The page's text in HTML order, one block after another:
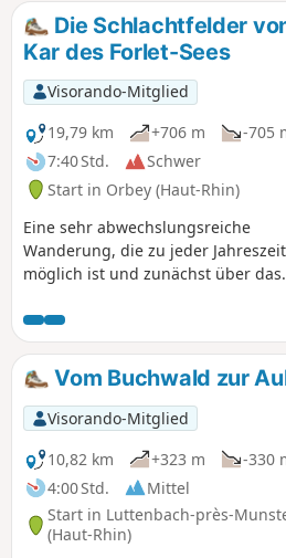
Barrenkopf fand zwischen dem 20.
dem 16. Oktober 1915 eine der
Schlachten des Ersten Weltkriegs in
Vogesen statt. Sie kostete mehr
jungen französischen und
Soldaten das Leben.
Die Schlachtfelder
Kar des Forlet-Sees
Visorando-Mitglied
19,79 km
+706 m
-705
7:40 Std.
Schwer
Start in Orbey (Haut-Rhin)
Eine sehr abwechslungsreiche
Wanderung, die zu jeder Jahreszeit
möglich ist und zunächst über das
Geografie und die Überreste eines
tödlichsten Orte des Ersten
entdecken können. Nach diesem
beeindruckenden Start genießen
herrlichen Panoramen auf dem Weg
zum höchsten See der Vogesen:
Lac Forlet. Während wir seinen
majestätischen Gletscherkar
durchqueren, bewundern wir die
außergewöhnlichen Ausblicke, die
Vom Buchwald zur
Visorando-Mitglied
10,82 km
+323 m
-330
4:00 Std.
Mittel
Start in Luttenbach-près-
(Haut-Rhin)